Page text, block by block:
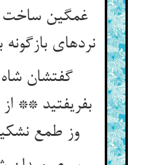
غمگین
نردهای بازگونه
گفتشان شاه
بفریفتید **
وز طمع